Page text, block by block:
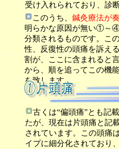
受け入れられており、診
このうち、 鍼灸療法が
明らかな原因が無い①～
分類されるものです。こ
性、反復性の頭痛を訴え
割が、ここに含まれると
から、順を追ってこの機
を致します。
古くは“偏頭痛”とも記
たが、現在は片頭痛と記
されています。この頭痛
イプに細分化されており